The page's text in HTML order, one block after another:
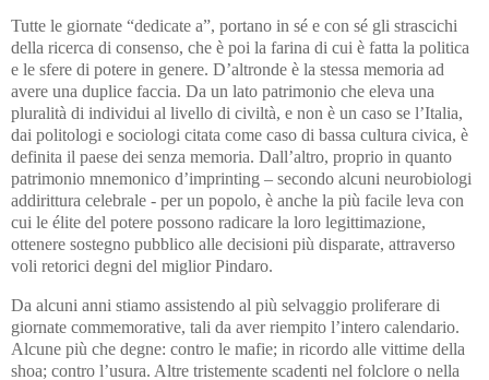
Tutte le giornate “dedicate a”, portano in sé e con sé gli strascichi
della ricerca di consenso, che è poi la farina di cui è fatta la politica
e le sfere di potere in genere. D’altronde è la stessa memoria ad
avere una duplice faccia. Da un lato patrimonio che eleva una
pluralità di individui al livello di civiltà, e non è un caso se l’Italia,
dai politologi e sociologi citata come caso di bassa cultura civica, è
definita il paese dei senza memoria. Dall’altro, proprio in quanto
patrimonio mnemonico d’imprinting – secondo alcuni neurobiologi
addirittura celebrale - per un popolo, è anche la più facile leva con
cui le élite del potere possono radicare la loro legittimazione,
ottenere sostegno pubblico alle decisioni più disparate, attraverso
voli retorici degni del miglior Pindaro.
Da alcuni anni stiamo assistendo al più selvaggio proliferare di
giornate commemorative, tali da aver riempito l’intero calendario.
Alcune più che degne: contro le mafie; in ricordo alle vittime della
shoa; contro l’usura. Altre tristemente scadenti nel folclore o nella